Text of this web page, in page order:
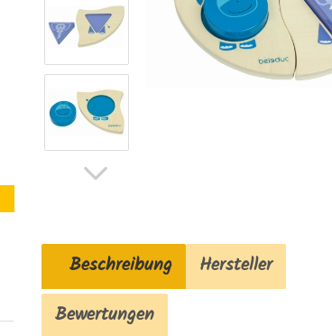
Beschreibung
Hersteller
Bewertungen